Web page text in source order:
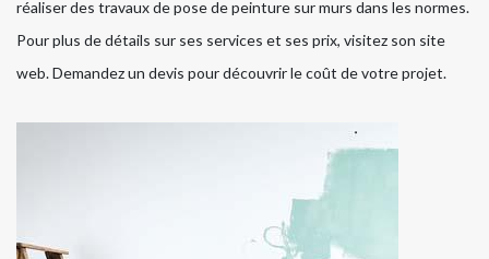
réaliser des travaux de pose de peinture sur murs dans les normes.
Pour plus de détails sur ses services et ses prix, visitez son site
web. Demandez un devis pour découvrir le coût de votre projet.